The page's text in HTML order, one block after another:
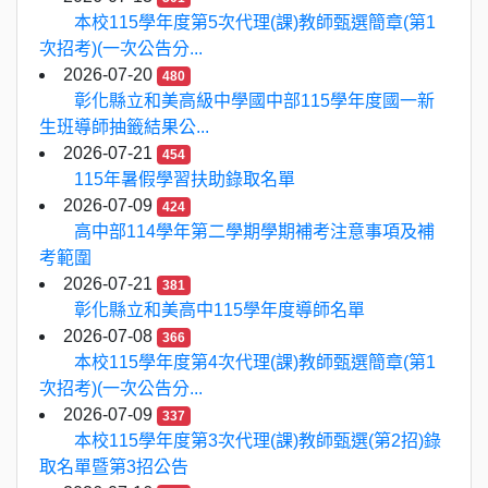
本校115學年度第5次代理(課)教師甄選簡章(第1
次招考)(一次公告分...
2026-07-20
480
彰化縣立和美高級中學國中部115學年度國一新
生班導師抽籤結果公...
2026-07-21
454
115年暑假學習扶助錄取名單
2026-07-09
424
高中部114學年第二學期學期補考注意事項及補
考範圍
2026-07-21
381
彰化縣立和美高中115學年度導師名單
2026-07-08
366
本校115學年度第4次代理(課)教師甄選簡章(第1
次招考)(一次公告分...
2026-07-09
337
本校115學年度第3次代理(課)教師甄選(第2招)錄
取名單暨第3招公告